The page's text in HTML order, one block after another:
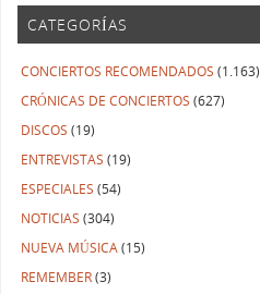
CATEGORÍAS
CONCIERTOS RECOMENDADOS (1.163)
CRÓNICAS DE CONCIERTOS (627)
DISCOS (19)
ENTREVISTAS (19)
ESPECIALES (54)
NOTICIAS (304)
NUEVA MÚSICA(15)
REMEMBER(3)